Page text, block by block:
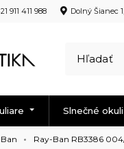
911 411 988 Dolný Šianec
Slnečné
Ray-Ban RB3386